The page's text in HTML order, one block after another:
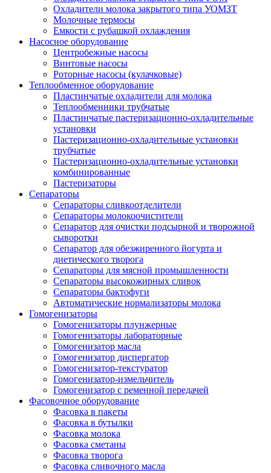
Охладители молока закрытого типа УОМЗТ
Молочные термосы
Емкости с рубашкой охлаждения
Насосное оборудование
Центробежные насосы
Винтовые насосы
Роторные насосы (кулачковые)
Теплообменное оборудование
Пластинчатые охладители для молока
Теплообменники трубчатые
Пластинчатые пастеризационно-охладительные
установки
Пастеризационно-охладительные установки
трубчатые
Пастеризационно-охладительные установки
комбинированные
Пастеризаторы
Сепараторы
Сепараторы сливкоотделители
Сепараторы молокоочистители
Сепаратор для очистки подсырной и творожной
сыворотки
Сепаратор для обезжиренного йогурта и
диетического творога
Сепараторы для мясной промышленности
Сепараторы высокожирных сливок
Сепараторы бактофуги
Автоматические нормализаторы молока
Гомогенизаторы
Гомогенизаторы плунжерные
Гомогенизаторы лабораторные
Гомогенизатор масла
Гомогенизатор диспергатор
Гомогенизатор-текстуратор
Гомогенизатор-измельчитель
Гомогенизатор с ременной передачей
Фасовочное оборудование
Фасовка в пакеты
Фасовка в бутылки
Фасовка молока
Фасовка сметаны
Фасовка творога
Фасовка сливочного масла